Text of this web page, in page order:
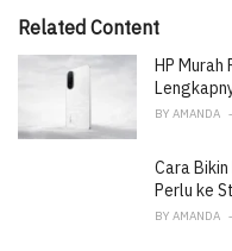
iRelated Content
HP Murah
BY AMANDA
Cara
Perlu ke
BY AMANDA